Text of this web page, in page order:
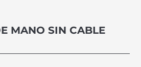
MANO SIN CABLE